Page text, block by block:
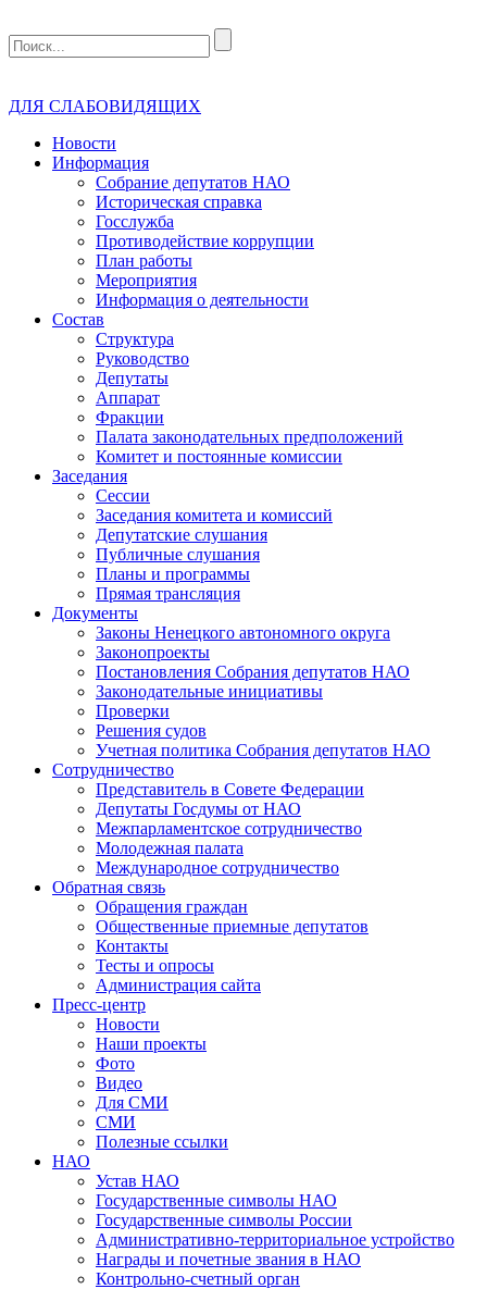
ДЛЯ СЛАБОВИДЯЩИХ
Новости
Информация
Собрание депутатов НАО
Историческая справка
Госслужба
Противодействие коррупции
План работы
Мероприятия
Информация о деятельности
Состав
Структура
Руководство
Депутаты
Аппарат
Фракции
Палата законодательных предположений
Комитет и постоянные комиссии
Заседания
Сессии
Заседания комитета и комиссий
Депутатские слушания
Публичные слушания
Планы и программы
Прямая трансляция
Документы
Законы Ненецкого автономного округа
Законопроекты
Постановления Собрания депутатов НАО
Законодательные инициативы
Проверки
Решения судов
Учетная политика Собрания депутатов НАО
Сотрудничество
Представитель в Совете Федерации
Депутаты Госдумы от НАО
Межпарламентское сотрудничество
Молодежная палата
Международное сотрудничество
Обратная cвязь
Обращения граждан
Общественные приемные депутатов
Контакты
Тесты и опросы
Администрация сайта
Пресс-центр
Новости
Наши проекты
Фото
Видео
Для СМИ
СМИ
Полезные ссылки
НАО
Устав НАО
Государственные символы НАО
Государственные символы России
Административно-территориальное устройство
Награды и почетные звания в НАО
Контрольно-счетный орган